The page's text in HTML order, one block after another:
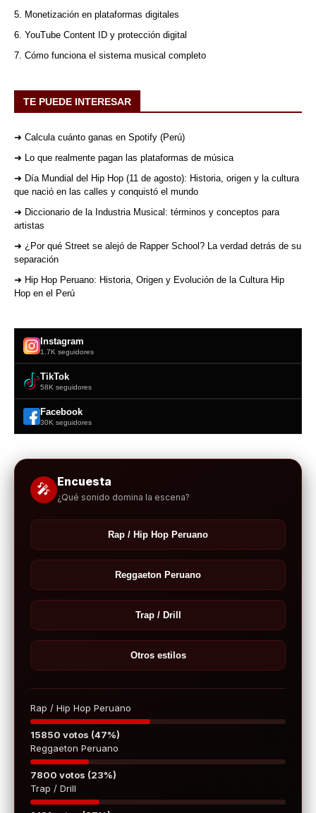
5. Monetización en plataformas digitales
6. YouTube Content ID y protección digital
7. Cómo funciona el sistema musical completo
TE PUEDE INTERESAR
➜ Calcula cuánto ganas en Spotify (Perú)
➜ Lo que realmente pagan las plataformas de música
➜ Día Mundial del Hip Hop (11 de agosto): Historia, origen y la cultura
que nació en las calles y conquistó el mundo
➜ Diccionario de la Industria Musical: términos y conceptos para
artistas
➜ ¿Por qué Street se alejó de Rapper School? La verdad detrás de su
separación
➜ Hip Hop Peruano: Historia, Origen y Evolución de la Cultura Hip
Hop en el Perú
Instagram
1.7K seguidores
TikTok
58K seguidores
Facebook
30K seguidores
🎤 Encuesta
¿Qué sonido domina la escena?
Rap / Hip Hop Peruano
Reggaeton Peruano
Trap / Drill
Otros estilos
Rap / Hip Hop Peruano
15850 votos (47%)
Reggaeton Peruano
7800 votos (23%)
Trap / Drill